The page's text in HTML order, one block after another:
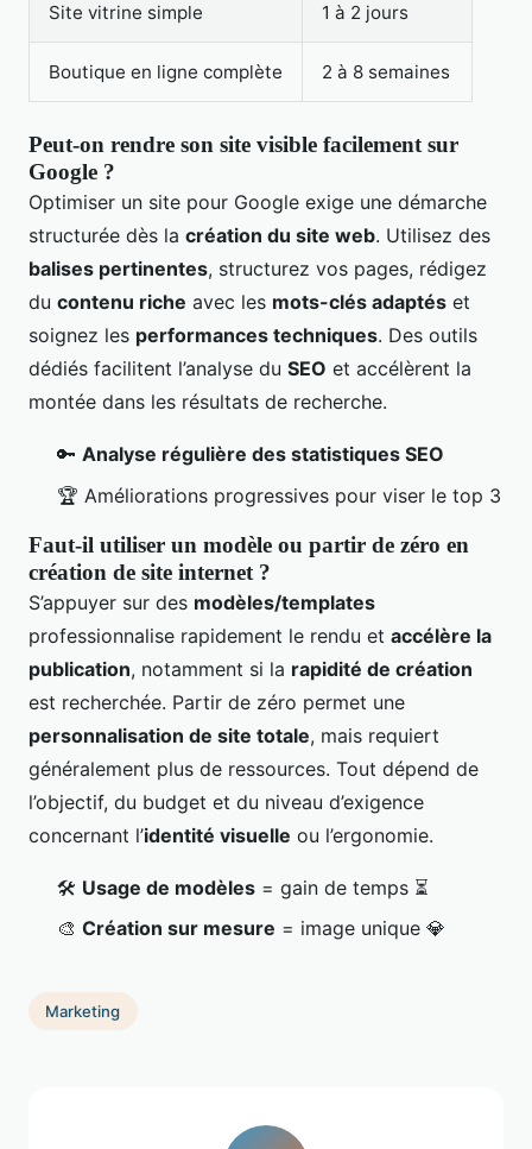
Site vitrine simple 1 à 2 jours
Boutique en ligne complète 2 à 8 semaines
Peut-on rendre son site visible facilement sur
Google ?
Optimiser un site pour Google exige une démarche
structurée dès la création du site web. Utilisez des
balises pertinentes, structurez vos pages, rédigez
du contenu riche avec les mots-clés adaptés et
soignez les performances techniques. Des outils
dédiés facilitent l’analyse du SEO et accélèrent la
montée dans les résultats de recherche.
🔑 Analyse régulière des statistiques SEO
🏆 Améliorations progressives pour viser le top 3
Faut-il utiliser un modèle ou partir de zéro en
création de site internet ?
S’appuyer sur des modèles/templates
professionnalise rapidement le rendu et accélère la
publication, notamment si la rapidité de création
est recherchée. Partir de zéro permet une
personnalisation de site totale, mais requiert
généralement plus de ressources. Tout dépend de
l’objectif, du budget et du niveau d’exigence
concernant l’identité visuelle ou l’ergonomie.
🛠 Usage de modèles = gain de temps ⏳
🎨 Création sur mesure = image unique 💎
Marketing